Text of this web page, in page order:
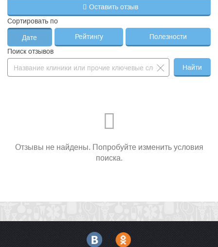
Оставить отзыв
Сортировать по
Дате Рейтингу
Полезности
Поиск отзывов
Найти
Отзывы не найдены. Попробуйте изменить условия
поиска.